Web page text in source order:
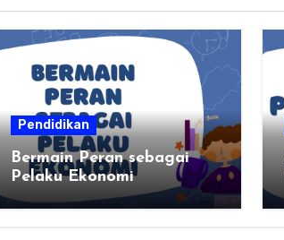
Pendidikan
Bermain Peran sebagai
Pelaku Ekonomi